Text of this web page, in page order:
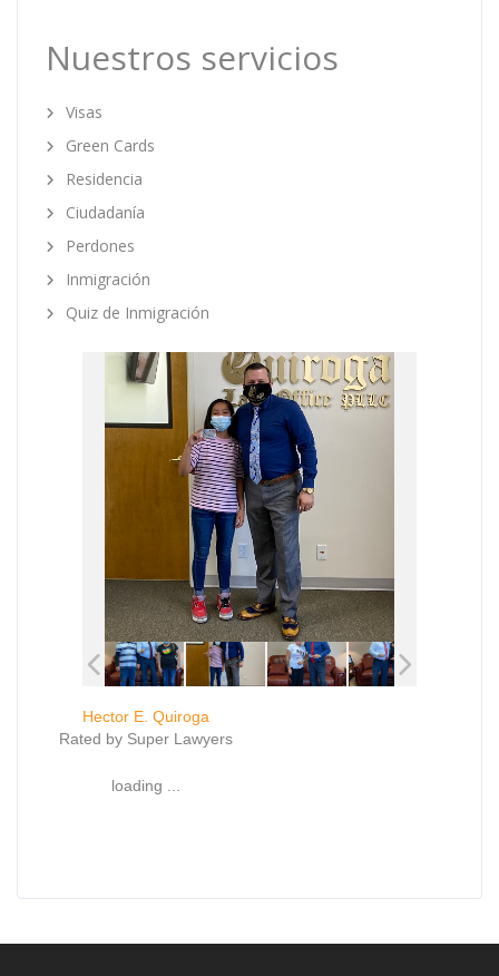
Nuestros servicios
Visas
Green Cards
Residencia
Ciudadanía
Perdones
Inmigración
Quiz de Inmigración
Hector E. Quiroga
Rated by Super Lawyers
loading ...